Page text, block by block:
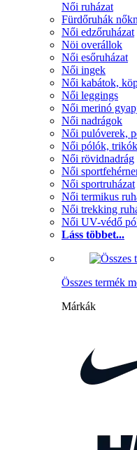
Női ruházat
Fürdőruhák
Női edzőruházat
Nöi overállok
Női esőruházat
Női ingek
Női kabátok,
Női leggings
Női merinó
Női nadrágok
Női pulóverek,
Női pólók,
Női rövidnadrág
Női
Női sportruházat
Női termikus
Női trekking
Női UV-védő
Láss többet...
Összes termék
Márkák